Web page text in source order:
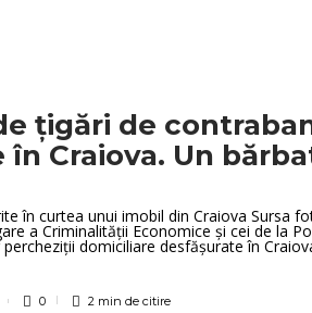
țigări de
Craiova. Un
în curtea unui imobil din Craiova Sursa
a Criminalității Economice și cei de la
domiciliare desfășurate în
0 2 min de citire